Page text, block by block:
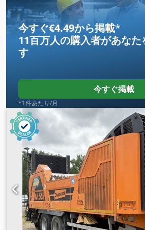
今すぐ€4.49から掲載*
11百万人の購入者があなた
す
今すぐ掲載
*1件あたり/月